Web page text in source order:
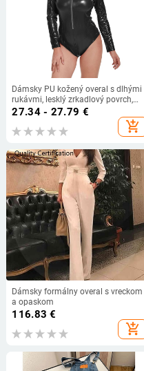
Dámsky PU kožený overal s dlhými
rukávmi, lesklý zrkadlový povrch,
stredný pás, nohavice po trištvrte
27.34 - 27.79 €
add_shopping_cart
Dámsky formálny overal s vreckom
a opaskom
116.83 €
add_shopping_cart